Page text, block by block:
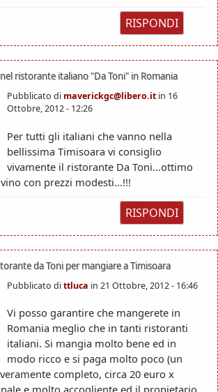
RISPONDI
ristorante italiano "Da Toni" in Romania
Pubblicato di maverickgc@libero.it in 16
Ottobre, 2012 - 12:26
Per tutti gli italiani che vanno nella
bellissima Timisoara vi consiglio
vivamente il ristorante Da Toni...ottimo
con prezzi modesti...!!!
RISPONDI
da Toni per mangiare a Timisoara
Pubblicato dittluca in 21 Ottobre, 2012 - 16:46
Vi posso garantire che mangerete in
Romania meglio che in tanti ristoranti
italiani. Si mangia molto bene ed in
modo ricco e si paga molto poco (un
completo, circa 20 euro x